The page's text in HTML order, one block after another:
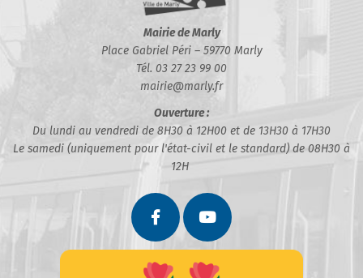
Mairie de Marly
Place Gabriel Péri – 59770 Marly
Tél. 03 27 23 99 00
mairie@marly.fr
Ouverture :
Du lundi au vendredi de 8H30 à 12H00 et de 13H30 à 17H30
Le samedi (uniquement pour l'état-civil et le standard) de 08H30 à
12H